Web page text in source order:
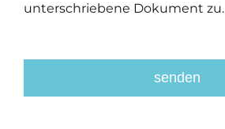
unterschriebene Dokument zu.
senden